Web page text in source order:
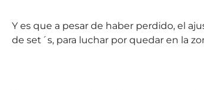
Y es que a pesar de haber perdido, el
de set´s, para luchar por quedar en la